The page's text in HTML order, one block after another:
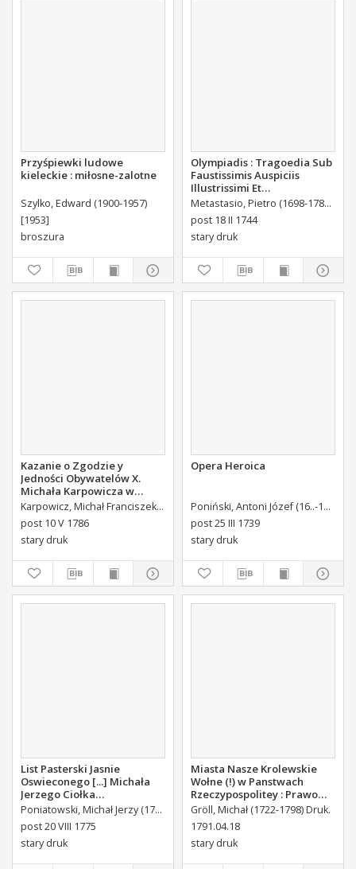
Przyśpiewki ludowe
kieleckie : miłosne-zalotne
Szylko, Edward (1900-1957)
[1953]
broszura
Olympiadis : Tragoedia Sub
Faustissimis Auspiciis
Illustrissimi Et
Eccellentissimi Comitis De
Brühl Liberi Baronis de
Forste & de Pfoerthen [...]
Metastasio, Pietro (1698-1782)
post 18 II 1744
stary druk
Kazanie o Zgodzie y
Jedności Obywatelów X.
Michała Karpowicza w
Uroczystosc Imienin [...]
Stanisława Augusta Krola
Miane [...].
Karpowicz, Michał Franciszek (1744-1803)
post 10 V 1786
stary druk
Opera Heroica
Poniński, Antoni Józef (16..-1742).
post 25 III 1739
stary druk
List Pasterski Jasnie
Oswieconego [...] Michała
Jerzego Ciołka
Poniatowskiego Biskupa
Płockiego Xiązęcia
Pułtuskiego [...] Do Oboyga
Stanu Tak Duchownego,
Poniatowski, Michał Jerzy (1736-1794)
post 20 VIII 1775
stary druk
Miasta Nasze Krolewskie
Wołne (!) w Panstwach
Rzeczypospolitey : Prawo
uchwalone Dnia 18.
kwietnia 1791.
Gröll, Michał (1722-1798) Druk.
1791.04.18
stary druk